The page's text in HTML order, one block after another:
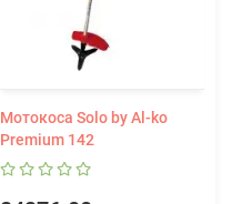
Мотокоса Solo by Al-ko
Premium 142